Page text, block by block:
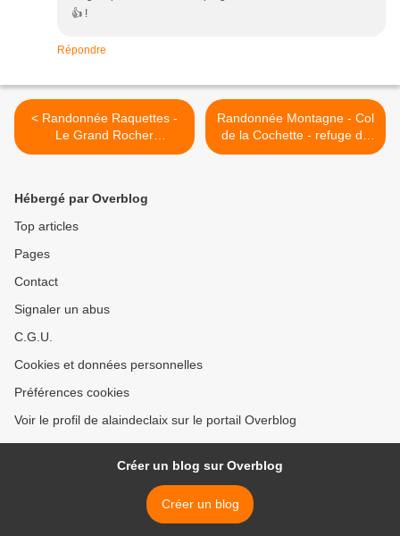
👍 !
Répondre
< Randonnée Raquettes -
Le Grand Rocher
(Belledonne)
Randonnée Montagne - Col
de la Cochette - refuge du
Creux de Lachat (en boucle
Hébergé par Overblog
Top articles
Pages
Contact
Signaler un abus
C.G.U.
Cookies et données personnelles
Préférences cookies
Voir le profil de alaindeclaix sur le portail Overblog
Créer un blog sur Overblog
Créer un blog